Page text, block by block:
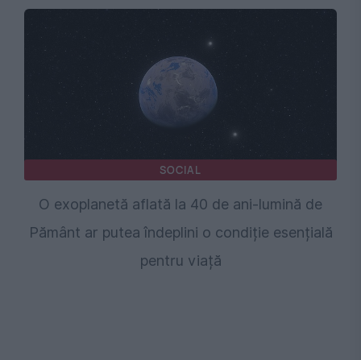
SOCIAL
O exoplanetă aflată la 40 de ani-lumină de
Pământ ar putea îndeplini o condiție esențială
pentru viață